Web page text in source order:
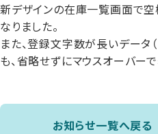
新デザインの在庫一覧画面で
なりました。
また、登録文字数が長いデー
も、省略せずにマウスオーバー
お知らせ一覧へ戻る